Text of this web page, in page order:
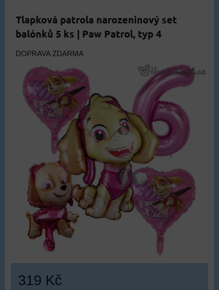
Tlapková patrola narozeninový set
balónků 5 ks | Paw Patrol, typ 4
DOPRAVA ZDARMA
319 Kč